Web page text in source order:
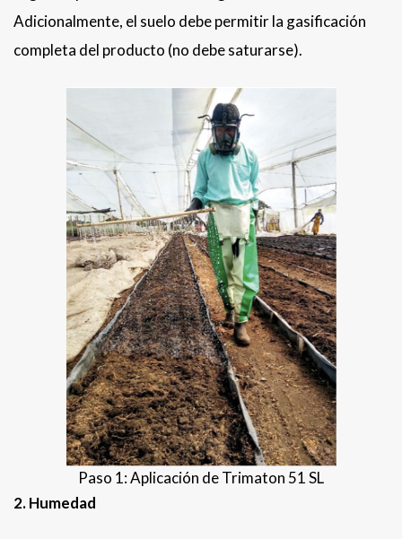
Adicionalmente, el suelo debe permitir la gasificación
completa del producto (no debe saturarse).
Paso 1: Aplicación de Trimaton 51 SL
2.Humedad